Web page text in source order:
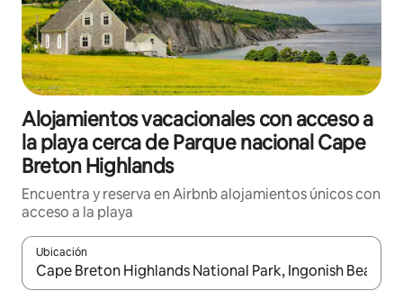
Alojamientos vacacionales con acceso a
la playa cerca de Parque nacional Cape
Breton Highlands
Encuentra y reserva en Airbnb alojamientos únicos con
acceso a la playa
Ubicación
Cuando los resultados estén disponibles, podrás navegar